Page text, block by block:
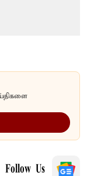
Follow Us